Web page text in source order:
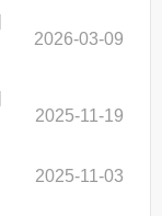
2026-03-09
2025-11-19
2025-11-03